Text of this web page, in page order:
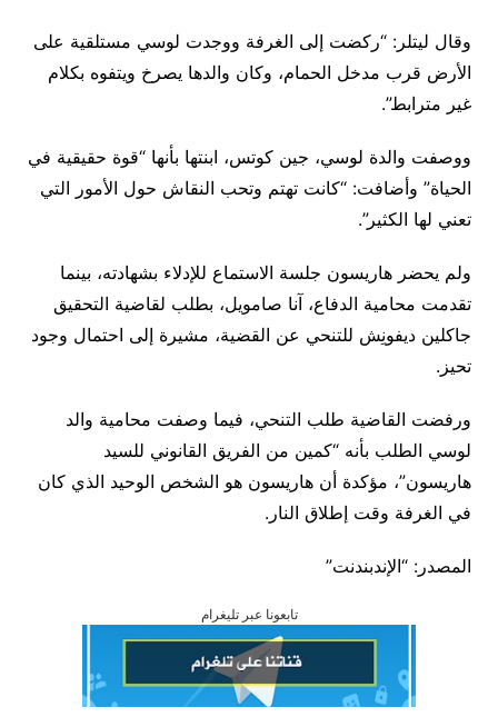
وقال ليتلر: “ركضت إلى الغرفة ووجدت لوسي مستلقية على
الأرض قرب مدخل الحمام، وكان والدها يصرخ ويتفوه بكلام
غير مترابط”.
ووصفت والدة لوسي، جين كوتس، ابنتها بأنها “قوة حقيقية في
الحياة” وأضافت: “كانت تهتم وتحب النقاش حول الأمور التي
تعني لها الكثير”.
ولم يحضر هاريسون جلسة الاستماع للإدلاء بشهادته، بينما
تقدمت محامية الدفاع، آنا صامويل، بطلب لقاضية التحقيق
جاكلين ديفونِش للتنحي عن القضية، مشيرة إلى احتمال وجود
تحيز.
ورفضت القاضية طلب التنحي، فيما وصفت محامية والد
لوسي الطلب بأنه “كمين من الفريق القانوني للسيد
هاريسون”، مؤكدة أن هاريسون هو الشخص الوحيد الذي كان
في الغرفة وقت إطلاق النار.
المصدر: “الإندبندنت”
تابعونا عبر تليغرام